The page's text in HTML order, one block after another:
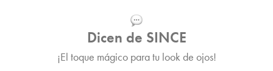
Dicen de SINCE
¡El toque mágico para tu look de ojos!